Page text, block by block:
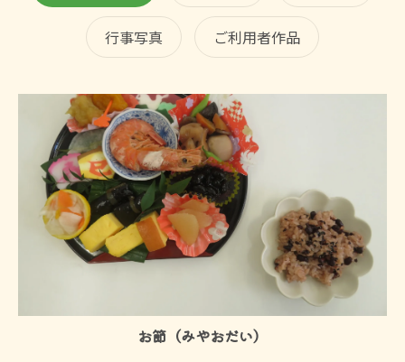
行事写真 ご利用者作品
お節（みやおだい）